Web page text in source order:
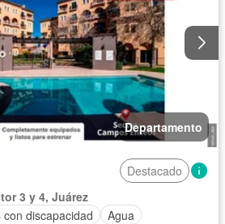
Departamento
Destacado
3 y 4, Juárez
discapacidad
Agua